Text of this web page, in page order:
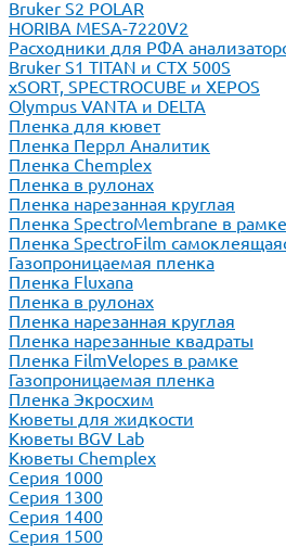
Bruker S2 POLAR
HORIBA MESA-7220V2
Расходники для РФА
Bruker S1 TITAN и CTX 500S
xSORT, SPECTROCUBE и XEPOS
Olympus VANTA и DELTA
Пленка для кювет
Пленка Перрл Аналитик
Пленка Chemplex
Пленка в рулонах
Пленка нарезанная круглая
Пленка SpectroMembrane в рамке
Пленка SpectroFilm
Газопроницаемая пленка
Пленка Fluxana
Пленка в рулонах
Пленка нарезанная круглая
Пленка нарезанные квадраты
Пленка FilmVelopes в рамке
Газопроницаемая пленка
Пленка Экросхим
Кюветы для жидкости
Кюветы BGV Lab
Кюветы Chemplex
Серия 1000
Серия 1300
Серия 1400
Серия 1500